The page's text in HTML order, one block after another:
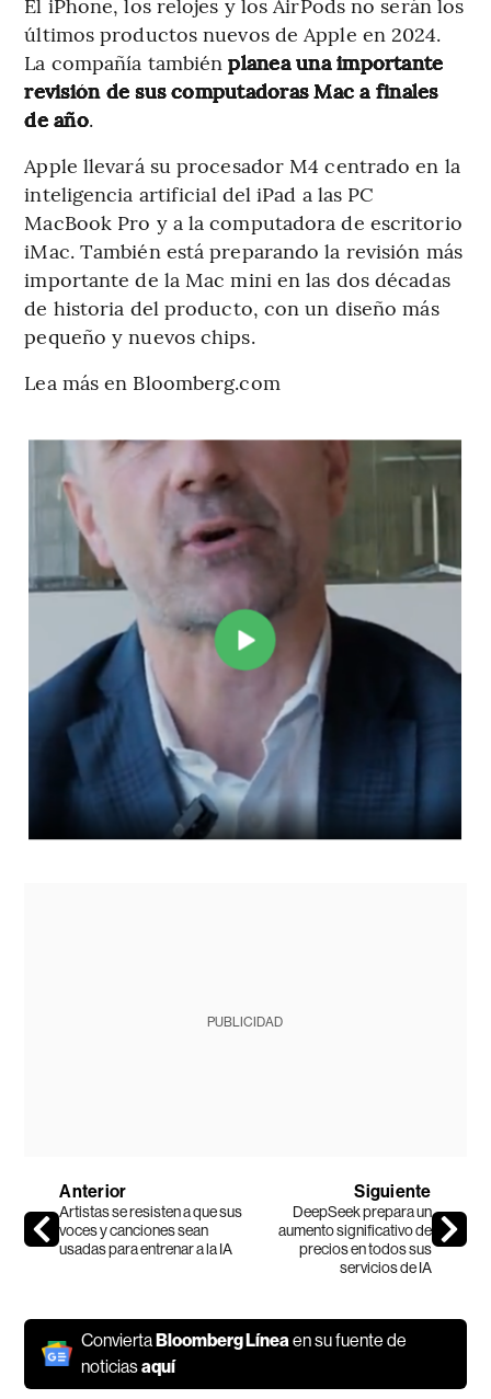
últimos productos nuevos de Apple en 2024.
La compañía tambiénplanea una importante
revisión de sus computadoras Mac a finales
de año.
Apple llevará su procesador M4 centrado en la
inteligencia artificial del iPad a las PC
MacBook Pro y a la computadora de escritorio
iMac. También está preparando la revisión más
importante de la Mac mini en las dos décadas
de historia del producto, con un diseño más
pequeño y nuevos chips.
Lea más en Bloomberg.com
PUBLICIDAD
Anterior
Artistas se resisten a que sus
voces y canciones sean
usadas para entrenar a la IA
Siguiente
DeepSeek prepara un
aumento significativo de
precios en todos sus
servicios de IA
ConviertaBloomberg Línea en su fuente de
noticiasaquí